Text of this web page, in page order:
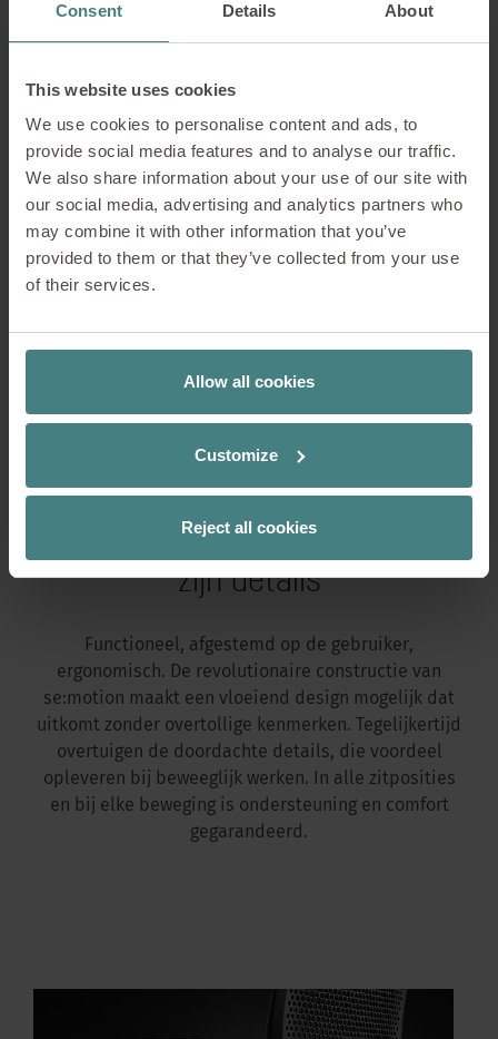
Consent Details About
This website uses cookies
We use cookies to personalise content and ads, to
provide social media features and to analyse our traffic.
We also share information about your use of our site with
our social media, advertising and analytics partners who
may combine it with other information that you’ve
provided to them or that they’ve collected from your use
of their services.
Allow all cookies
Customize
Reject all cookies
De optionele zitting- en rugleuningstoffering kan
en uit de complete Sedusstofcollectie worden
gekozen
Goed design herkent men aan
zijn details
Functioneel, afgestemd op de gebruiker,
ergonomisch. De revolutionaire constructie van
se:motion maakt een vloeiend design mogelijk dat
uitkomt zonder overtollige kenmerken. Tegelijkertijd
overtuigen de doordachte details, die voordeel
opleveren bij beweeglijk werken. In alle zitposities
en bij elke beweging is ondersteuning en comfort
gegarandeerd.